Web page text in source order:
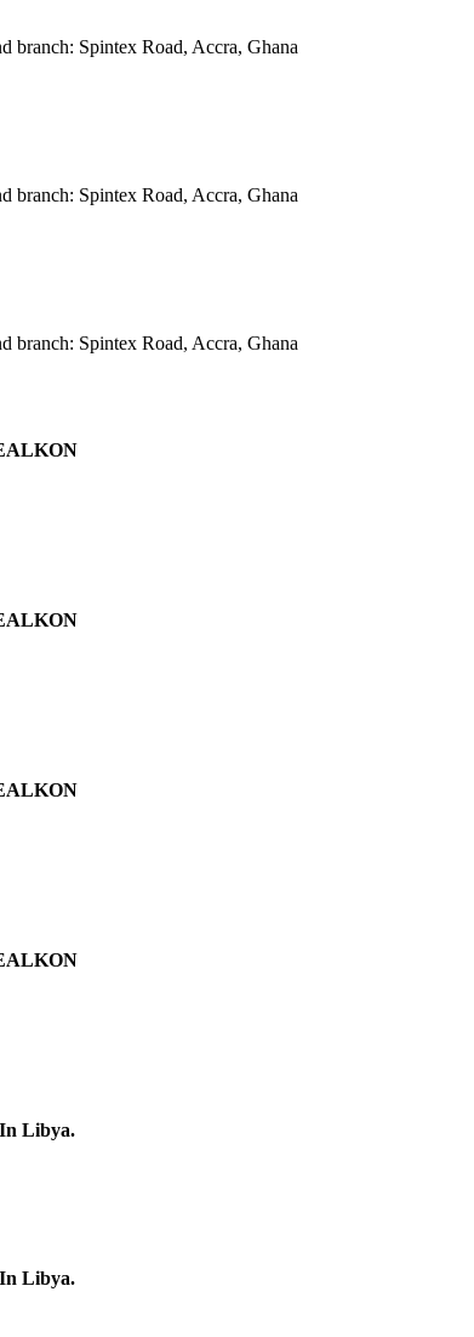
branch: Spintex Road, Accra, Ghana
branch: Spintex Road, Accra, Ghana
branch: Spintex Road, Accra, Ghana
Libya.
Libya.